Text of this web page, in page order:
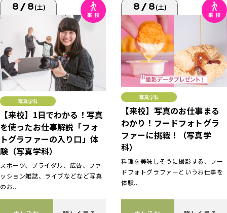
8/8(土)
写真学科
【来校】1日でわかる！写真
を使ったお仕事解説「フォ
トグラファーの入り口」体
験（写真学科）
スポーツ、ブライダル、広告、ファ
ッション雑誌、ライブなどなど写真
のお...
8/8(土)
写真学科
【来校】写真のお仕事まる
わかり！フードフォトグラ
ファーに挑戦！（写真学
科）
料理を美味しそうに撮影する、フー
ドフォトグラファーというお仕事を
体験...